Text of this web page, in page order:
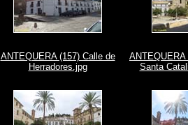
ANTEQUERA (157) Calle de
Herradores.jpg
ANTEQUERA
Santa